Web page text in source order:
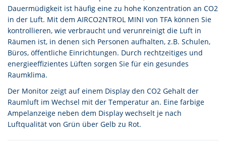
Dauermüdigkeit ist häufig eine zu hohe Konzentration an CO2
in der Luft. Mit dem AIRCO2NTROL MINI von TFA können Sie
kontrollieren, wie verbraucht und verunreinigt die Luft in
Räumen ist, in denen sich Personen aufhalten, z.B. Schulen,
Büros, öffentliche Einrichtungen. Durch rechtzeitiges und
energieeffizientes Lüften sorgen Sie für ein gesundes
Raumklima.
Der Monitor zeigt auf einem Display den CO2 Gehalt der
Raumluft im Wechsel mit der Temperatur an. Eine farbige
Ampelanzeige neben dem Display wechselt je nach
Luftqualität von Grün über Gelb zu Rot.